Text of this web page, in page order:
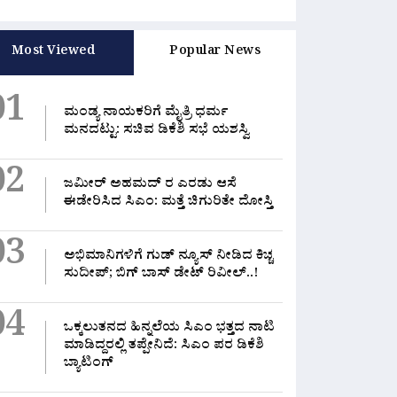
Most Viewed Popular News
ಮಂಡ್ಯ ನಾಯಕರಿಗೆ ಮೈತ್ರಿ ಧರ್ಮ
ಮನದಟ್ಟು: ಸಚಿವ ಡಿಕೆಶಿ ಸಭೆ ಯಶಸ್ವಿ
ಜಮೀರ್ ಅಹಮದ್ ರ ಎರಡು ಆಸೆ
ಈಡೇರಿಸಿದ ಸಿಎಂ: ಮತ್ತೆ ಚಿಗುರಿತೇ ದೋಸ್ತಿ
ಅಭಿಮಾನಿಗಳಿಗೆ ಗುಡ್ ನ್ಯೂಸ್ ನೀಡಿದ ಕಿಚ್ಚ
ಸುದೀಪ್; ಬಿಗ್ ಬಾಸ್ ಡೇಟ್ ರಿವೀಲ್..!
ಒಕ್ಕಲುತನದ ಹಿನ್ನಲೆಯ ಸಿಎಂ ಭತ್ತದ ನಾಟಿ
ಮಾಡಿದ್ದರಲ್ಲಿ‌ ತಪ್ಪೇನಿದೆ: ಸಿಎಂ ಪರ ಡಿಕೆಶಿ
ಬ್ಯಾಟಿಂಗ್